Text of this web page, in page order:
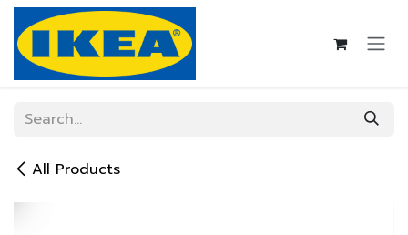
Skip to Content
All Products